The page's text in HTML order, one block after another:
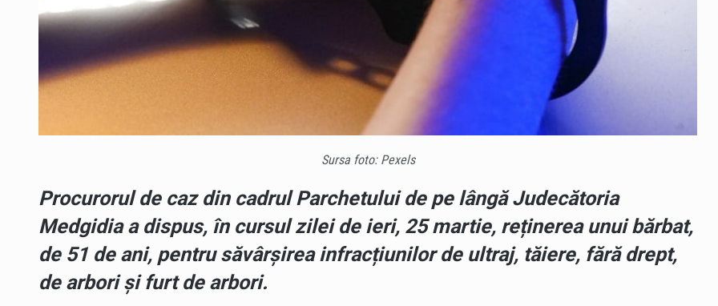
Sursa foto: Pexels
Procurorul de caz din cadrul Parchetului de pe lângă Judecătoria
Medgidia a dispus, în cursul zilei de ieri, 25 martie, reținerea unui bărbat,
de 51 de ani, pentru săvârșirea infracțiunilor de ultraj, tăiere, fără drept,
de arbori și furt de arbori.